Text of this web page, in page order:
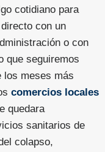
cotidiano para
con un
o con
que seguiremos
los meses más
comercios locales
quedara
sanitarios de
colapso,